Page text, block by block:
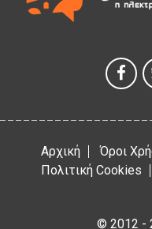
5 Αυγούστου 2026
5 Αυγούστου 2026
Αρχική Όροι
Πολιτική Cookies
© 2012 -